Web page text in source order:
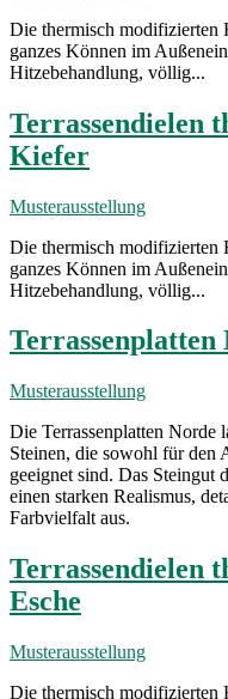
Die thermisch modifizierten
ganzes Können im
Hitzebehandlung, völlig...
Terrassendielen
Kiefer
Musterausstellung
Die thermisch modifizierten
ganzes Können im
Hitzebehandlung, völlig...
Terrassenplatten
Musterausstellung
Die Terrassenplatten Norde
Steinen, die sowohl für den
geeignet sind. Das Steingut
einen starken Realismus,
Farbvielfalt aus.
Terrassendielen
Esche
Musterausstellung
Die thermisch modifizierten